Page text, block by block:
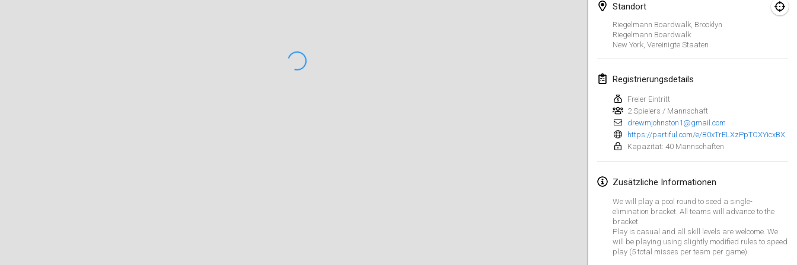
Standort
Riegelmann Boardwalk, Brooklyn
Riegelmann Boardwalk
New York, Vereinigte Staaten
Registrierungsdetails
Freier Eintritt
2 Spielers / Mannschaft
drewmjohnston1@gmail.com
https://partiful.com/e/B0xTrELXzPpTOXYicxBX
Kapazität: 40 Mannschaften
Zusätzliche Informationen
We will play a pool round to seed a single-
elimination bracket. All teams will advance to the
bracket.
Play is casual and all skill levels are welcome. We
will be playing using slightly modified rules to speed
play (5 total misses per team per game).
29. Aug. 2026|Deutschland
30. Aug. 2026
Open de midi Pyrénées
30. Aug. 2026| Frankreich
September 2026
Mistrovství ČR trojic
5. Sept. 2026|Tschechische Republik
Open de Surzur
5. Sept. 2026|Frankreich